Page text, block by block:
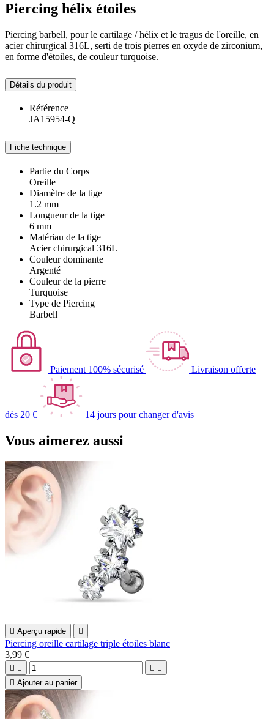
Piercing hélix étoiles
Piercing barbell, pour le cartilage / hélix et le tragus de l'oreille, en
acier chirurgical 316L, serti de trois pierres en oxyde de zirconium,
en forme d'étoiles, de couleur turquoise.
Détails du produit
Référence
JA15954-Q
Fiche technique
Partie du Corps
Oreille
Diamètre de la tige
1.2 mm
Longueur de la tige
6 mm
Matériau de la tige
Acier chirurgical 316L
Couleur dominante
Argenté
Couleur de la pierre
Turquoise
Type de Piercing
Barbell
Paiement 100% sécurisé Livraison offerte
dès 20 € 14 jours pour changer d'avis
Vous aimerez aussi
 Aperçu rapide 
Piercing oreille cartilage triple étoiles blanc
3,99 €
   
 Ajouter au panier